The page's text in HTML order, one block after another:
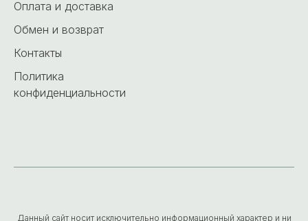
Оплата и доставка
Обмен и возврат
Контакты
Политика
конфиденциальности
Данный сайт носит исключительно информационный характер и ни